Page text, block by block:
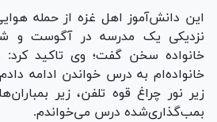
این دانش‌آموز اهل غزه از حمله
نزدیکی یک مدرسه در آگوست و
خانواده سخن گفت؛ وی تاکید کرد:
خانواده‌ام به درس خواندن ادامه
زیر نور چراغ قوه تلفن، زیر
بمب‌گذاری‌شده درس می‌خواندم.